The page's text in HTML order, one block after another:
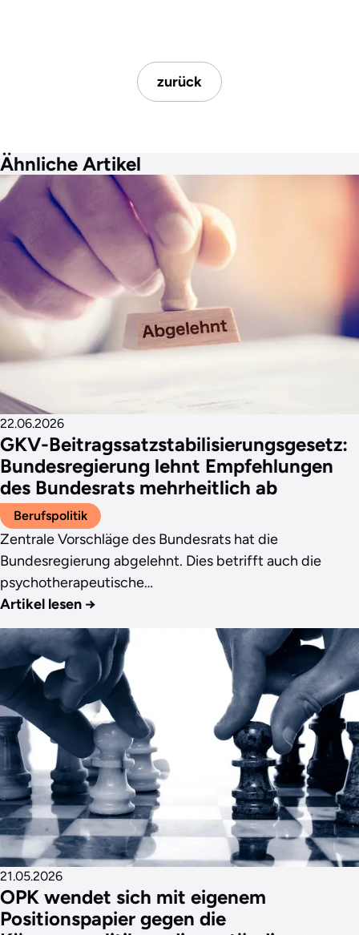
zurück
Ähnliche Artikel
GKV-Beitragssatzstabilisierungsgesetz:
Bundesregierung lehnt Empfehlungen
des Bundesrats mehrheitlich ab
22.06.2026
Berufspolitik
Zentrale Vorschläge des Bundesrats hat die
Bundesregierung abgelehnt. Dies betrifft auch die
psychotherapeutische…
Artikel lesen →
OPK wendet sich mit eigenem
Positionspapier gegen die
21.05.2026